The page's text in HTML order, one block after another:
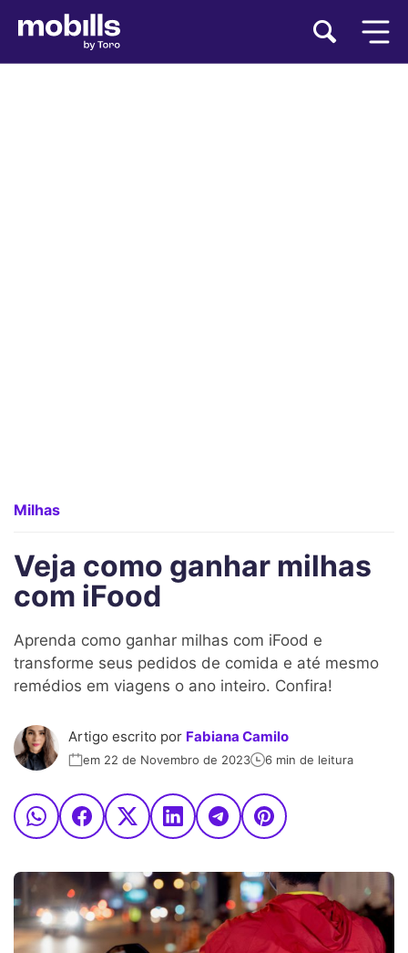
Milhas
Veja como ganhar milhas
com iFood
Aprenda como ganhar milhas com iFood e
transforme seus pedidos de comida e até mesmo
remédios em viagens o ano inteiro. Confira!
Artigo escrito por Fabiana Camilo
em 22 de Novembro de 2023 6 min de leitura